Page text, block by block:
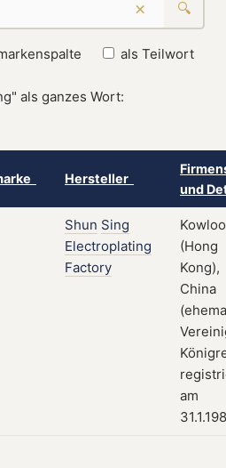
× 🔍
als Teilwort
als ganzes Wort:
Hersteller
und
Shun Sing
Electroplating
Factory
(Hong
Kong),
China
am